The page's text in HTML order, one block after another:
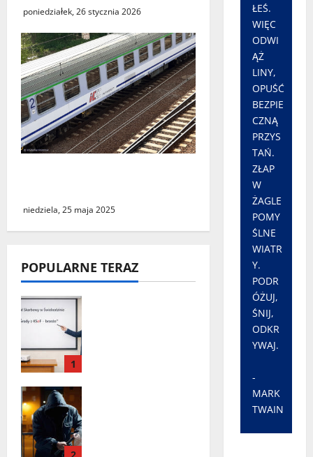
poniedziałek, 26 stycznia 2026
niedziela, 25 maja 2025
POPULARNE TERAZ
1
ŁEŚ.
WIĘC
ODWI
ĄŻ
LINY,
OPUŚĆ
BEZPIE
CZNĄ
PRZYS
TAŃ.
ZŁAP
W
ŻAGLE
POMY
ŚLNE
WIATR
Y.
PODR
ÓŻUJ,
ŚNIJ,
ODKR
YWAJ.
-
MARK
TWAIN